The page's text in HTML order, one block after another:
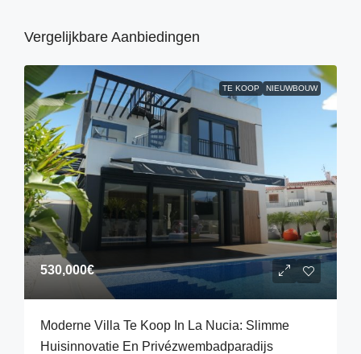
Vergelijkbare Aanbiedingen
TE KOOP NIEUWBOUW
530,000€
Moderne Villa Te Koop In La Nucia: Slimme
Huisinnovatie En Privézwembadparadijs